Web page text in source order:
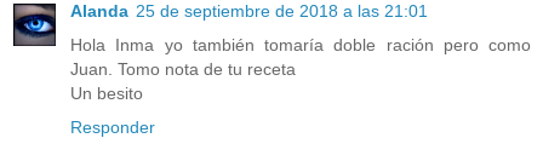
Alanda 25 de septiembre de 2018 a las 21:01
Hola Inma yo también tomaría doble ración pero como
Juan. Tomo nota de tu receta
Un besito
Responder